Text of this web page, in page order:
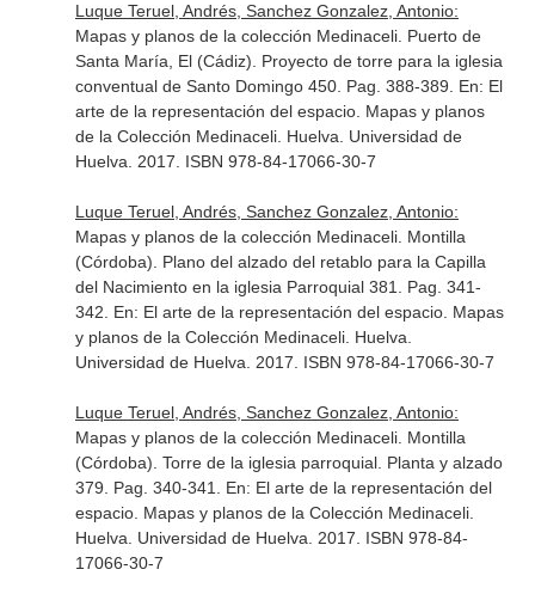
Luque Teruel, Andrés, Sanchez Gonzalez, Antonio:
Mapas y planos de la colección Medinaceli. Puerto de
Santa María, El (Cádiz). Proyecto de torre para la iglesia
conventual de Santo Domingo 450. Pag. 388-389. En: El
arte de la representación del espacio. Mapas y planos
de la Colección Medinaceli. Huelva. Universidad de
Huelva. 2017. ISBN 978-84-17066-30-7
Luque Teruel, Andrés, Sanchez Gonzalez, Antonio:
Mapas y planos de la colección Medinaceli. Montilla
(Córdoba). Plano del alzado del retablo para la Capilla
del Nacimiento en la iglesia Parroquial 381. Pag. 341-
342. En: El arte de la representación del espacio. Mapas
y planos de la Colección Medinaceli. Huelva.
Universidad de Huelva. 2017. ISBN 978-84-17066-30-7
Luque Teruel, Andrés, Sanchez Gonzalez, Antonio:
Mapas y planos de la colección Medinaceli. Montilla
(Córdoba). Torre de la iglesia parroquial. Planta y alzado
379. Pag. 340-341. En: El arte de la representación del
espacio. Mapas y planos de la Colección Medinaceli.
Huelva. Universidad de Huelva. 2017. ISBN 978-84-
17066-30-7